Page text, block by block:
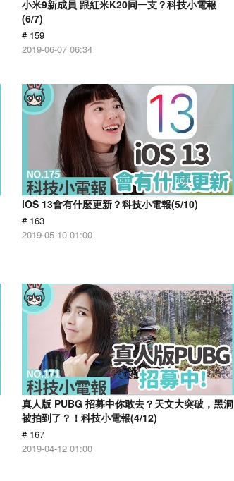
小米9新成員 跟紅米K20同一支？科技小電報
(6/7)
# 159
2019-06-07 06:34
iOS 13會有什麼更新？科技小電報(5/10)
# 163
2019-05-10 01:00
真人版 PUBG 招募中你敢去？天文大突破，黑洞
被拍到了？！科技小電報(4/12)
# 167
2019-04-12 01:00